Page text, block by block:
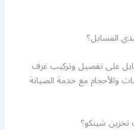
المسايل؟
على تفصيل وتركيب غرف
والأحجام مع خدمة الصيانة
شينكو؟